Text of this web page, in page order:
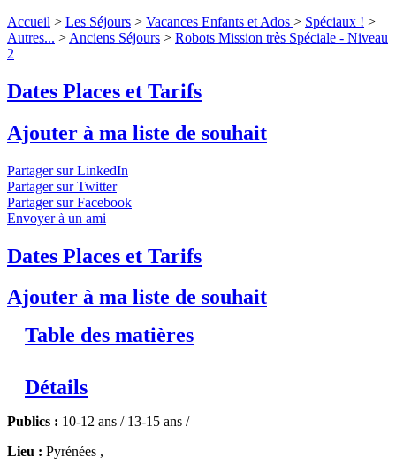
Passionnés d'électronique et de bricolage, il vous est devenu
possible de mener un projet technologie en pleine nature ! Pour
remonter les traces de la vie sauvage des animaux en forêt,
robots espion.↓ Lire le descriptif détaillé plus bas ↓
Accueil > Les Séjours > Vacances Enfants et Ados > Spéciaux ! >
Autres... > Anciens Séjours > Robots Mission très Spéciale - Niveau
2
Dates Places et Tarifs
Ajouter à ma liste de souhait
Partager sur LinkedIn
Partager sur Twitter
Partager sur Facebook
Envoyer à un ami
Dates Places et Tarifs
Ajouter à ma liste de souhait
Table des matières
Détails
Publics : 10-12 ans / 13-15 ans /
Lieu : Pyrénées ,